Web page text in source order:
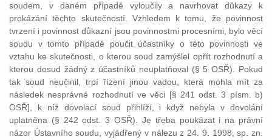
soudem, v daném případě vyloučily a navrhovat důkazy k
prokázání těchto skutečností. Vzhledem k tomu, že povinnost
tvrzení i povinnost důkazní jsou povinnostmi procesními, bylo věcí
soudu v tomto případě poučit účastníky o této povinnosti ve
vztahu ke skutečnosti, o kterou soud zamýšlel opřít rozhodnutí a
kterou dosud žádný z účastníků neuplatňoval (§ 5 OSŘ). Pokud
tak soud neučinil, trpí řízení jinou vadou, která mohla mít za
následek nesprávné rozhodnutí ve věci [§ 241 odst. 3 písm. b)
OSŘ], k níž dovolací soud přihlíží, i když nebyla v dovolání
uplatněna (§ 242 odst. 3 OSŘ). Je třeba poukázat i na právní
názor Ústavního soudu, vyjádřený v nálezu z 24. 9. 1998, sp. zn.